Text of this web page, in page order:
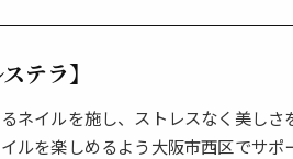
テラ】
ネイルを施し、ストレスなく美し
ルを楽しめるよう大阪市西区でサポ